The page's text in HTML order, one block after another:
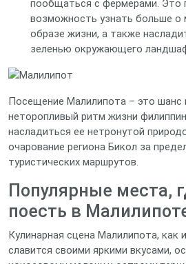
пообщаться с фермерами. Это
возможность узнать больше о
образе жизни, а также
зеленью окружающего
Посещение Малилипота – это шанс
неторопливый ритм жизни
насладиться ее нетронутой
очарование региона Бикол за
туристических маршрутов.
Популярные места,
поесть в
Кулинарная сцена Малилипота, как
славится своими яркими вкусами,